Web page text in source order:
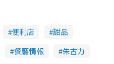
便利店
甜品
餐廳情報
朱古力